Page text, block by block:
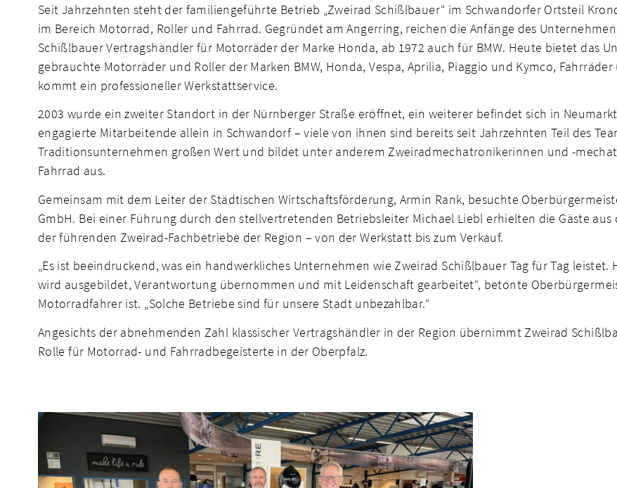
Seit Jahrzehnten steht der familiengeführte Betrieb „Zweirad Schißlbauer“ im Schwandorfer Ortsteil
im Bereich Motorrad, Roller und Fahrrad. Gegründet am Angerring, reichen die Anfänge des
Schißlbauer Vertragshändler für Motorräder der Marke Honda, ab 1972 auch für BMW. Heute bietet das
gebrauchte Motorräder und Roller der Marken BMW, Honda, Vespa, Aprilia, Piaggio und Kymco,
kommt ein professioneller Werkstattservice.
2003 wurde ein zweiter Standort in der Nürnberger Straße eröffnet, ein weiterer befindet sich in
engagierte Mitarbeitende allein in Schwandorf – viele von ihnen sind bereits seit Jahrzehnten Teil des
Traditionsunternehmen großen Wert und bildet unter anderem Zweiradmechatronikerinnen und -
Fahrrad aus.
Gemeinsam mit dem Leiter der Städtischen Wirtschaftsförderung, Armin Rank, besuchte
GmbH. Bei einer Führung durch den stellvertretenden Betriebsleiter Michael Liebl erhielten die Gäste
der führenden Zweirad-Fachbetriebe der Region – von der Werkstatt bis zum Verkauf.
„Es ist beeindruckend, was ein handwerkliches Unternehmen wie Zweirad Schißlbauer Tag für Tag
wird ausgebildet, Verantwortung übernommen und mit Leidenschaft gearbeitet“, betonte
Motorradfahrer ist. „Solche Betriebe sind für unsere Stadt unbezahlbar.“
Angesichts der abnehmenden Zahl klassischer Vertragshändler in der Region übernimmt Zweirad
Rolle für Motorrad- und Fahrradbegeisterte in der Oberpfalz.